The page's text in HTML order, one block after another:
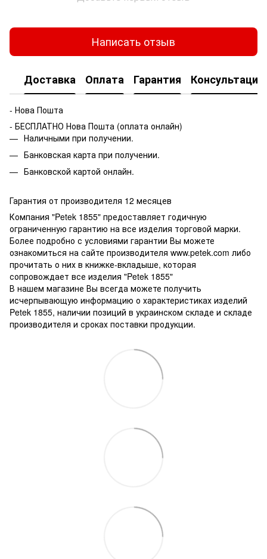
Написать отзыв
Доставка Оплата Гарантия Консультация
- Нова Пошта
- БЕСПЛАТНО Нова Пошта (оплата онлайн)
Наличными при получении.
Банковская карта при получении.
Банковской картой онлайн.
Гарантия от производителя 12 месяцев
Компания "Petek 1855" предоставляет годичную
ограниченную гарантию на все изделия торговой марки.
Более подробно с условиями гарантии Вы можете
ознакомиться на сайте производителя www.petek.com либо
прочитать о них в книжке-вкладыше, которая
сопровождает все изделия "Petek 1855"
В нашем магазине Вы всегда можете получить
исчерпывающую информацию о характеристиках изделий
Petek 1855, наличии позиций в украинском складе и складе
производителя и сроках поставки продукции.